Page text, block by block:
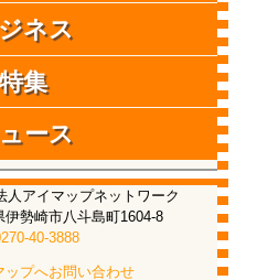
ネス
特集
ース
人アイマップネットワーク
伊勢崎市八斗島町1604-8
40-3888
ップへお問い合わせ